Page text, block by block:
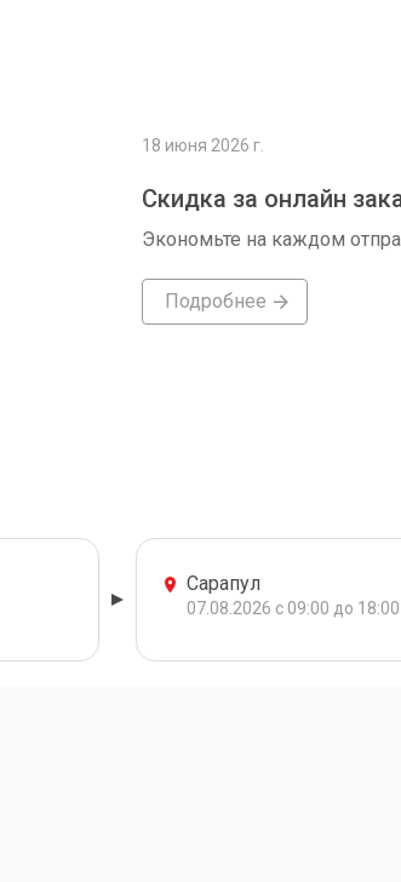
18 июня 2026 г.
Скидка за онлайн
Экономьте на каждом
Подробнее
Сарапул
07.08.2026 с 09:00 до 18:00